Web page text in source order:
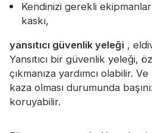
Kendinizi gerekli
kaskı,
yansıtıcı güvenlik yeleği ,
Yansıtıcı bir güvenlik yeleği,
çıkmanıza yardımcı olabilir.
kaza olması durumunda
koruyabilir.